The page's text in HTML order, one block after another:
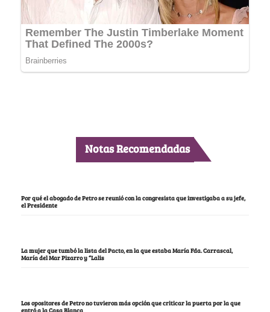
Notas Recomendadas
Por qué el abogado de Petro se reunió con la congresista que investigaba a su jefe,
el Presidente
La mujer que tumbó la lista del Pacto, en la que estaba María Fda. Carrascal,
María del Mar Pizarro y “Lalis
Los opositores de Petro no tuvieron más opción que criticar la puerta por la que
entró a la Casa Blanca